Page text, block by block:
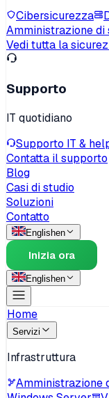
Cibersicurezza
Amministrazione di
Vedi tutta la
Supporto
IT quotidiano
Supporto IT &
Contatta il supporto
Blog
Casi di studio
Soluzioni
Contatto
Englishen
Inizia ora
Englishen
Home
Servizi
Infrastruttura
Amministrazione